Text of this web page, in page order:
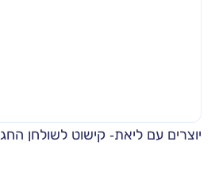
יוצרים עם ליאת- קישוט לשולחן החג